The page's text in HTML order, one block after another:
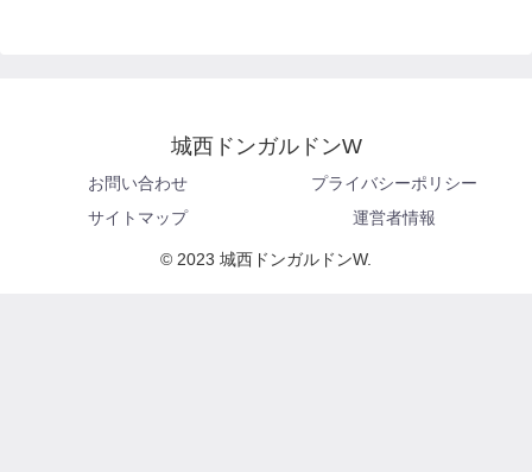
城西ドンガルドンW
お問い合わせ
プライバシーポリシー
サイトマップ
運営者情報
© 2023 城西ドンガルドンW.